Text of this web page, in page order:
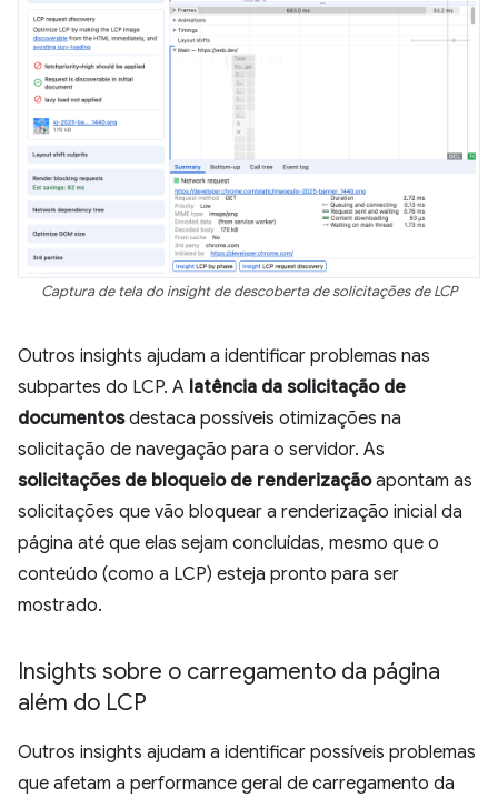
Captura de tela do insight de descoberta de solicitações de LCP
Outros insights ajudam a identificar problemas nas
subpartes do LCP. A latência da solicitação de
documentosdestaca possíveis otimizações na
solicitação de navegação para o servidor. As
solicitações de bloqueio de renderizaçãoapontam as
solicitações que vão bloquear a renderização inicial da
página até que elas sejam concluídas, mesmo que o
conteúdo (como a LCP) esteja pronto para ser
mostrado.
Insights sobre o carregamento da página
além do LCP
Outros insights ajudam a identificar possíveis problemas
que afetam a performance geral de carregamento da